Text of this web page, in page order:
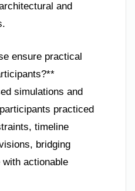
and
ensure practical
simulations and
practiced
timeline
bridging
actionable